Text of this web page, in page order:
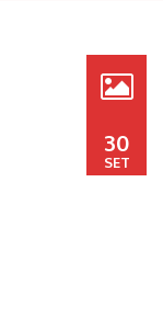
30
SET